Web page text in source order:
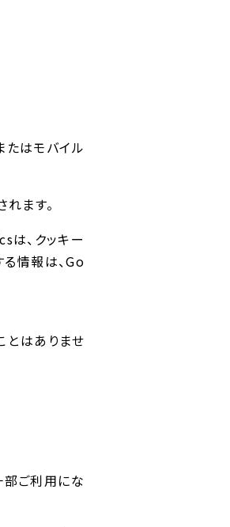
たはモバイル
ます。
、クッキー
情報は、Go
とはありませ
部ご利用にな